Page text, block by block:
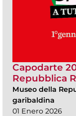
Capodarte
Repubblica
Museo della
garibaldina
01 Enero 2026